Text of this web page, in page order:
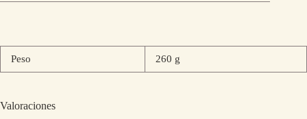
Peso 260 g
Valoraciones